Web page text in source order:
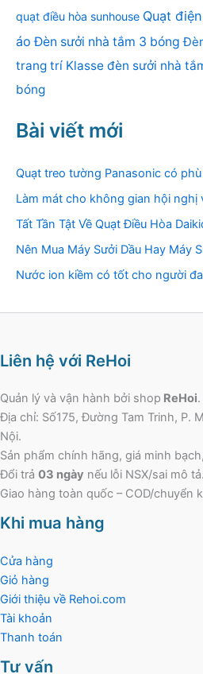
quạt điều hòa sunhouse Quạt
áo Đèn sưởi nhà tắm 3 bóng
trang trí Klasse đèn sưởi nhà
bóng
Bài viết mới
Quạt treo tường Panasonic có
Làm mát cho không gian hội nghị
Tất Tần Tật Về Quạt Điều Hòa
Nên Mua Máy Sưởi Dầu Hay Máy
Nước ion kiềm có tốt cho người
Liên hệ với ReHoi
Quản lý và vận hành bởi shop ReHoi.
Địa chỉ: Số175, Đường Tam Trinh, P.
Nội.
Sản phẩm chính hãng, giá minh
Đổi trả 03 ngày nếu lỗi NSX/sai mô tả.
Giao hàng toàn quốc – COD/chuyển
Khi mua hàng
Cửa hàng
Giỏ hàng
Giới thiệu về Rehoi.com
Tài khoản
Thanh toán
Tư vấn